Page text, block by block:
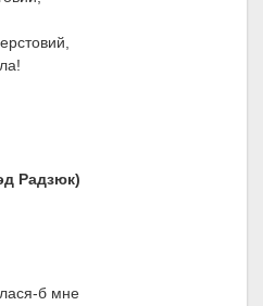
Радзюк)
б мне